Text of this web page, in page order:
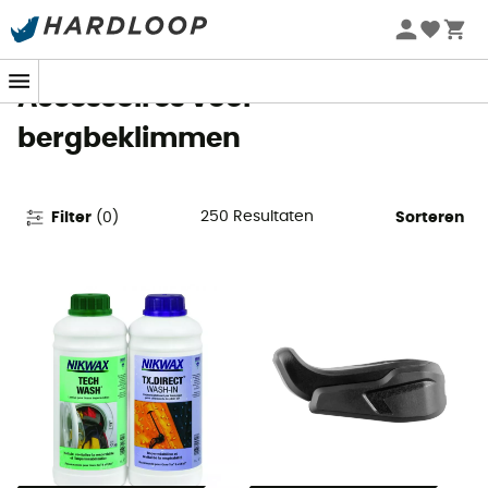
Zomeraanbiedingen 🔥 -5% EXTRA vanaf 2 producten* met
Accessoires voor
bergbeklimmen
Filter (0 ) 250 Resultaten Sorteren